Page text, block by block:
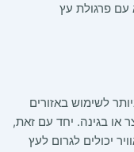
עם פרגולת עץ
לשימוש באזורים
או בגינה. יחד עם זאת,
יכולים לגרום לעץ